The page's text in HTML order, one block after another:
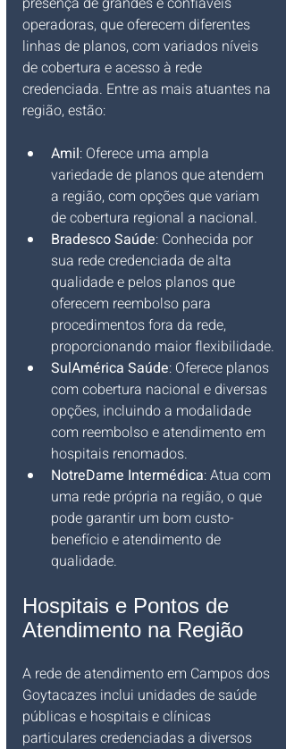
operadoras, que oferecem diferentes
linhas de planos, com variados níveis
de cobertura e acesso à rede
credenciada. Entre as mais atuantes na
região, estão:
Amil: Oferece uma ampla
variedade de planos que atendem
a região, com opções que variam
de cobertura regional a nacional.
Bradesco Saúde: Conhecida por
sua rede credenciada de alta
qualidade e pelos planos que
oferecem reembolso para
procedimentos fora da rede,
proporcionando maior flexibilidade.
SulAmérica Saúde: Oferece planos
com cobertura nacional e diversas
opções, incluindo a modalidade
com reembolso e atendimento em
hospitais renomados.
NotreDame Intermédica: Atua com
uma rede própria na região, o que
pode garantir um bom custo-
benefício e atendimento de
qualidade.
Hospitais e Pontos de
Atendimento na Região
A rede de atendimento em Campos dos
Goytacazes inclui unidades de saúde
públicas e hospitais e clínicas
particulares credenciadas a diversos